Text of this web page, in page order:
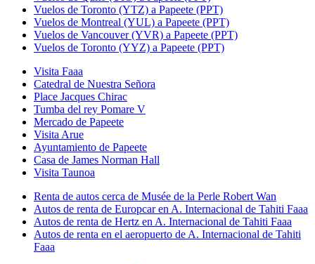
Vuelos de Toronto (YTZ) a Papeete (PPT)
Vuelos de Montreal (YUL) a Papeete (PPT)
Vuelos de Vancouver (YVR) a Papeete (PPT)
Vuelos de Toronto (YYZ) a Papeete (PPT)
Visita Faaa
Catedral de Nuestra Señora
Place Jacques Chirac
Tumba del rey Pomare V
Mercado de Papeete
Visita Arue
Ayuntamiento de Papeete
Casa de James Norman Hall
Visita Taunoa
Renta de autos cerca de Musée de la Perle Robert Wan
Autos de renta de Europcar en A. Internacional de Tahiti Faaa
Autos de renta de Hertz en A. Internacional de Tahiti Faaa
Autos de renta en el aeropuerto de A. Internacional de Tahiti
Faaa